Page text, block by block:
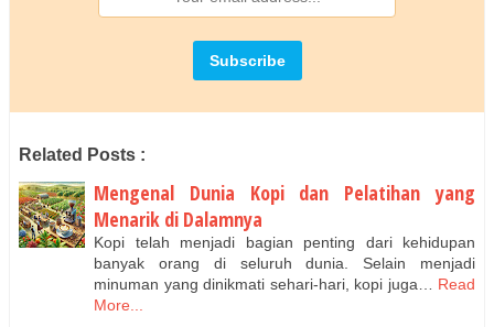
Related Posts :
Mengenal Dunia Kopi dan Pelatihan yang
Menarik di Dalamnya
Kopi telah menjadi bagian penting dari kehidupan
banyak orang di seluruh dunia. Selain menjadi
minuman yang dinikmati sehari-hari, kopi juga…
Read
More...